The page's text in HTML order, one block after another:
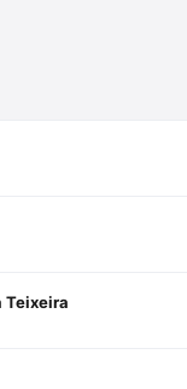
Teixeira